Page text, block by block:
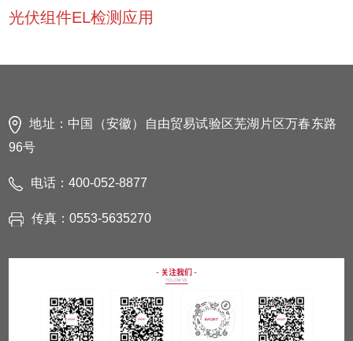
光伏组件EL检测应用
地址：中国（安徽）自由贸易试验区芜湖片区万春东路
96号
电话：400-052-8877
传真：0553-5635270